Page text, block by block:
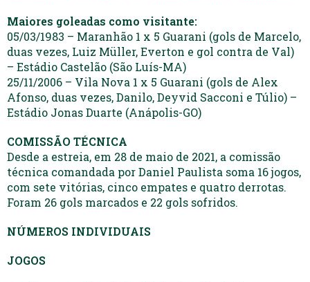
Maiores goleadas como visitante:
05/03/1983 – Maranhão 1 x 5 Guarani (gols de Marcelo,
duas vezes, Luiz Müller, Everton e gol contra de Val)
– Estádio Castelão (São Luís-MA)
25/11/2006 – Vila Nova 1 x 5 Guarani (gols de Alex
Afonso, duas vezes, Danilo, Deyvid Sacconi e Túlio) –
Estádio Jonas Duarte (Anápolis-GO)
COMISSÃO TÉCNICA
Desde a estreia, em 28 de maio de 2021, a comissão
técnica comandada por Daniel Paulista soma 16 jogos,
com sete vitórias, cinco empates e quatro derrotas.
Foram 26 gols marcados e 22 gols sofridos.
NÚMEROS INDIVIDUAIS
JOGOS